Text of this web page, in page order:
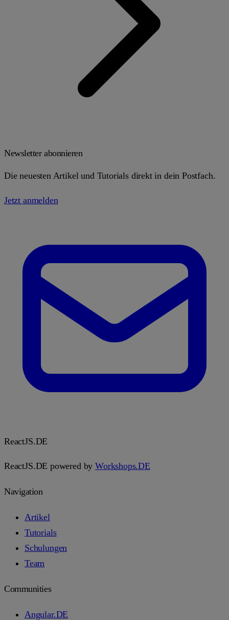
Newsletter abonnieren
Die neuesten Artikel und Tutorials direkt in dein Postfach.
Jetzt anmelden
ReactJS.DE
ReactJS.DE powered byWorkshops.DE
Navigation
Artikel
Tutorials
Schulungen
Team
Communities
Angular.DE